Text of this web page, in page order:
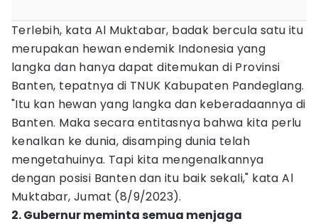
Terlebih, kata Al Muktabar, badak bercula satu itu
merupakan hewan endemik Indonesia yang
langka dan hanya dapat ditemukan di Provinsi
Banten, tepatnya di TNUK Kabupaten Pandeglang.
"Itu kan hewan yang langka dan keberadaannya di
Banten. Maka secara entitasnya bahwa kita perlu
kenalkan ke dunia, disamping dunia telah
mengetahuinya. Tapi kita mengenalkannya
dengan posisi Banten dan itu baik sekali," kata Al
Muktabar, Jumat (8/9/2023).
2. Gubernur meminta semua menjaga